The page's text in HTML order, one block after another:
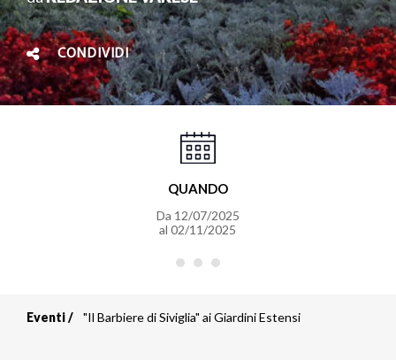
CONDIVIDI
QUANDO
Da 12/07/2025
al 02/11/2025
Eventi "Il Barbiere di Siviglia" ai Giardini Estensi